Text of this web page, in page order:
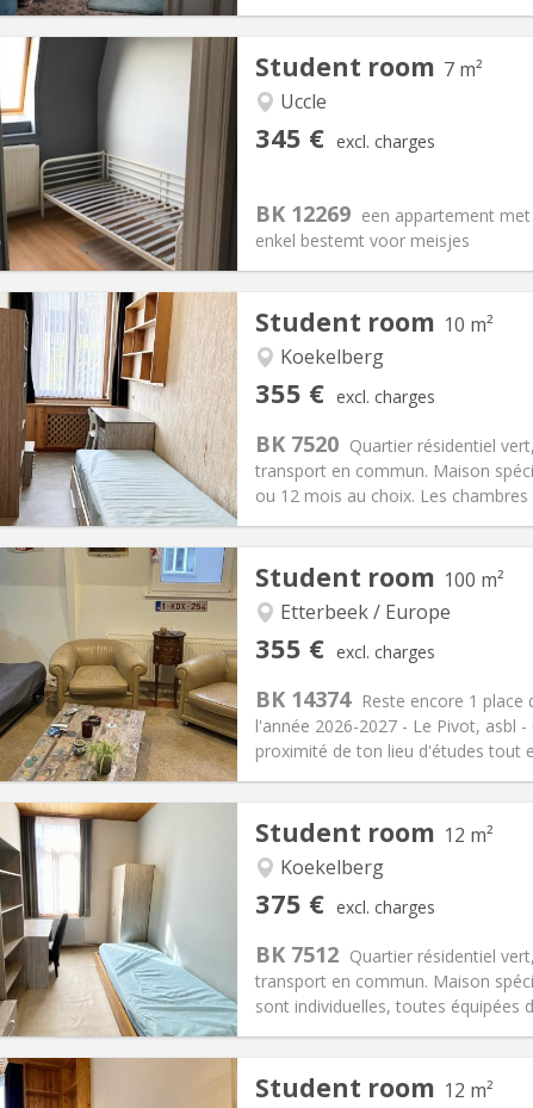
Student room 7 m²
Uccle
345 € excl. charges
BK 12269 een appartement met
enkel bestemt voor meisjes
Info
€
5 €
10 months
Arrangement
Surface:7 m2
Student room 10 m²
Koekelberg
355 € excl. charges
BK 7520 Quartier résidentiel
transport en commun. Maison
ou 12 mois au choix. Les
Info
€
120 €
11 months
With conditions
Arrangement
Bathroom:Shared bathroom
Surface:10 m2
Student room 100 m²
Etterbeek / Europe
355 € excl. charges
BK 14374 Reste encore 1
l'année 2026-2027 - Le Pivot, asbl
proximité de ton lieu d'études tout
Info
€
50 €
12 months
Arrangement
Bathroom: Shared bathroom
Surface:100 m2
Student room 12 m²
Koekelberg
375 € excl. charges
BK 7512 Quartier résidentiel
transport en commun. Maison
sont individuelles, toutes équipées
Info
€
120 €
11 months
With conditions
Arrangement
Bathroom:Shared bathroom
Surface:12 m2
Student room 12 m²